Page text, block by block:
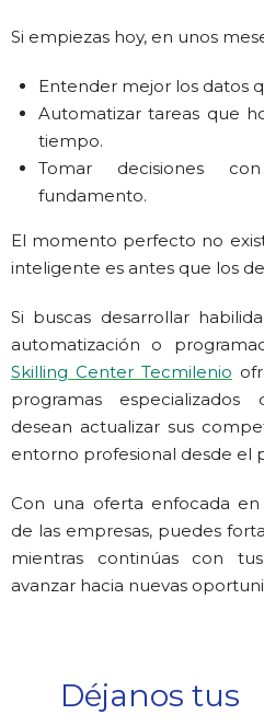
Si empiezas hoy, en unos
Entender mejor los datos
Automatizar tareas que
tiempo.
Tomar decisiones
fundamento.
El momento perfecto no
inteligente es antes que los
Si buscas desarrollar
automatización o
Skilling Center Tecmilenio
programas especializados
desean actualizar sus
entorno profesional desde el
Con una oferta enfocada en
de las empresas, puedes
mientras continúas con
avanzar hacia nuevas
Déjanos tus